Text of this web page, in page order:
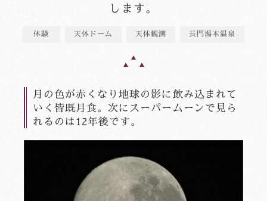
します。
体験 天体ドーム 天体観測 長門湯本温泉
月の色が赤くなり地球の影に飲み込まれて
いく皆既月食。次にスーパームーンで見ら
れるのは12年後です。